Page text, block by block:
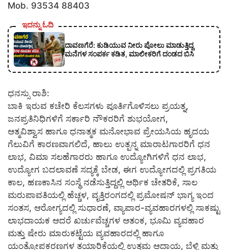
Mob. 93534 88403
ಇದನ್ನು ಓದಿ
ದಾವಣಗೆರೆ: ಕುಡಿಯುವ ನೀರು ಪೋಲು ಮಾಡುತ್ತಿದ್ದ
ಮನೆಗಳ ಸಂಪರ್ಕ ಕಡಿತ, ಮಾಲೀಕರಿಗೆ ದಂಡದ ಬಿಸಿ
ಧನಸ್ಸು ರಾಶಿ:
ಬಾಕಿ ಇರುವ ಕಚೇರಿ ಕೆಲಸಗಳು ಪೂರ್ತಿಗೊಳಿಸಲು ಪ್ರಯತ್ನ,
ಜನಪ್ರತಿನಿಧಿಗಳಿಗೆ ಸರ್ಕಾರಿ ನೌಕರರಿಗೆ ಶುಭಯೋಗ,
ಆತ್ಮವಿಶ್ವಾಸ ಹಾಗೂ ಧನಾತ್ಮಕ ಮನೋಭಾವ ಪ್ರೇಯಸಿಯ ಹೃದಯ
ಗೆಲುವಿಗೆ ಕಾರಣವಾಗಲಿದೆ, ಹಾಲು ಉತ್ಪನ್ನ ಮಾರಾಟಗಾರರಿಗೆ ಧನ
ಲಾಭ, ವಿಮಾ ಸಲಹೆಗಾರರು ಹಾಗೂ ಉದ್ಯೋಗಿಗಳಿಗೆ ಧನ ಲಾಭ,
ಉದ್ಯೋಗ ಬದಲಾವಣೆ ಸದ್ಯಕ್ಕೆ ಬೇಡ, ಈಗ ಉದ್ಯೋಗದಲ್ಲಿ ಪ್ರಗತಿಯ
ಕಾಲ, ಹಣಕಾಸಿನ ಸಂಸ್ಥೆ ನಡೆಸುತ್ತಿದ್ದಲ್ಲಿ ಆರ್ಥಿಕ ಚೇತರಿಕೆ, ಸಾಲ
ಮರುಪಾವತಿಯಲ್ಲಿ ಹೆಚ್ಚಳ, ವೃತ್ತಿರಂಗದಲ್ಲಿ ಪ್ರಮೋಷನ್ ಭಾಗ್ಯ ಇಂದ
ಸಂತಸ, ಆರೋಗ್ಯದಲ್ಲಿ ಸುಧಾರಣೆ, ವ್ಯಾಪಾರ-ವ್ಯವಹಾರಗಳಲ್ಲಿ ಸಾಕಷ್ಟು
ಲಾಭದಾಯಕ ಆದರೆ ಖರ್ಚುವೆಚ್ಚಗಳ ಆತಂಕ, ಭೂಮಿ ವ್ಯವಹಾರ
ಮತ್ತು ಷೇರು ಮಾರುಕಟ್ಟೆಯ ವ್ಯವಹಾರದಲ್ಲಿ ಹಾಗೂ
ಯಂತ್ರೋಪಕರಣಗಳ ತಯಾರಿಕೆಯಲ್ಲಿ ಉತ್ತಮ ಆದಾಯ, ಬೆಳ್ಳಿ ಮತ್ತು